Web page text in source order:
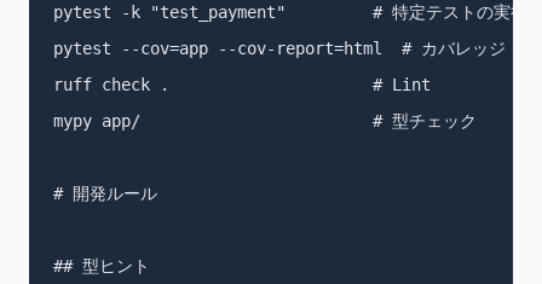
pytest -k "test_payment"         # 特定テストの実行
pytest --cov=app --cov-report=html  # カバレッジ
ruff check .                     # Lint
mypy app/                        # 型チェック
# 開発ルール
## 型ヒント